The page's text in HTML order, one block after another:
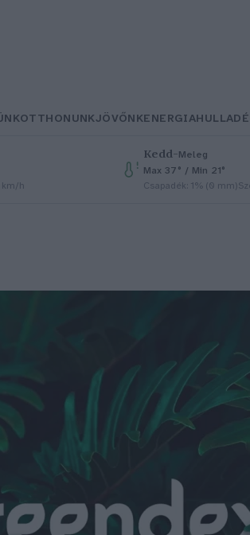
OTTHONUNKJÖVŐNKENERGIA
km/h
Kedd–Meleg
Max 37° / Min 21°
Csapadék: 1% (0 mm)